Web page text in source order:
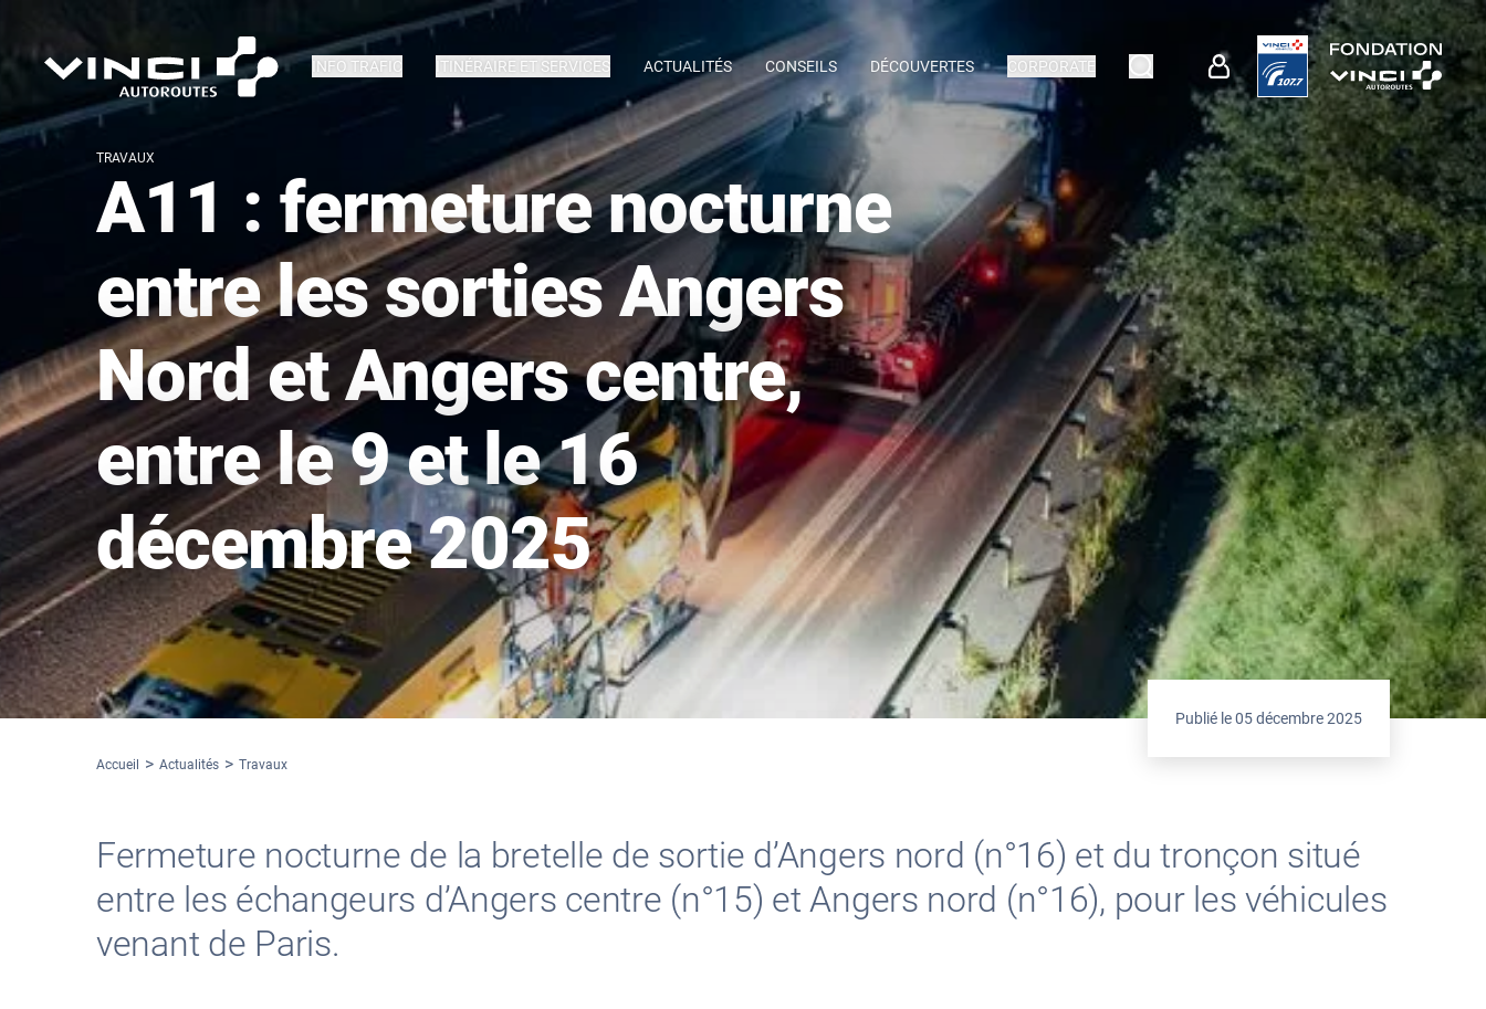
INFO TRAFIC ITINÉRAIRE ET SERVICES ACTUALITÉS CONSEILS DÉCOUVERTES CORPORATE
TRAVAUX
A11 : fermeture nocturne
entre les sorties Angers
Nord et Angers centre,
entre le 9 et le 16
décembre 2025
Publié le05 décembre 2025
Accueil Actualités Travaux
Fermeture nocturne de la bretelle de sortie d’Angers nord (n°16) et du tronçon situé
entre les échangeurs d’Angers centre (n°15) et Angers nord (n°16), pour les véhicules
venant de Paris.